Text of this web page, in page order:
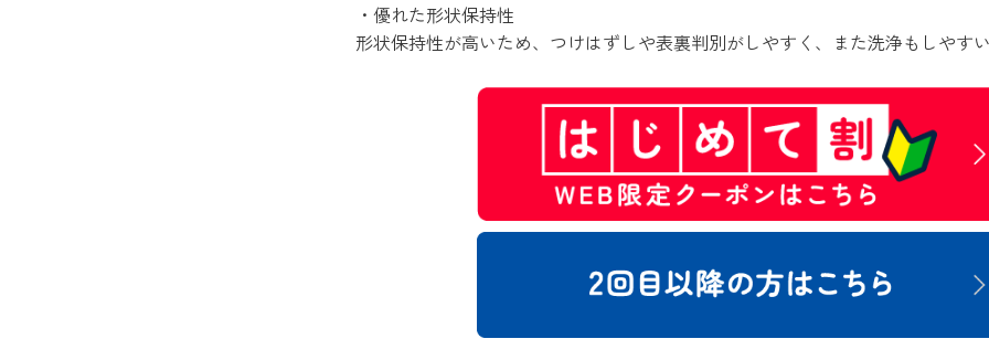
・優れた形状保持性
形状保持性が高いため、つけはずしや表裏判別がしやすく、また洗浄もしやすい